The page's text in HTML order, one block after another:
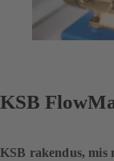
KSB
KSB rakendus, mis